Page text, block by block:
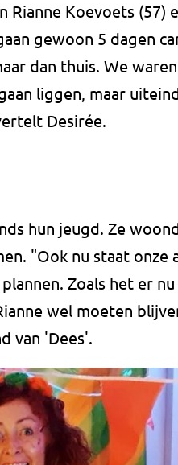
Rianne Koevoets (57)
gewoon 5 dagen
dan thuis. We
liggen, maar
Desirée.
hun jeugd. Ze
"Ook nu staat onze
Zoals het er nu
wel moeten
van 'Dees'.